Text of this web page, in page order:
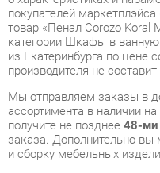
Мы отправляем заказы в
ассортимента в наличии на
получите не позднее 48-ми
заказа. Дополнительно вы
и сборку мебельных
Срок доставки в другие
на складах производителей,
Уточнить наличие, срок и
через формуобратной связи